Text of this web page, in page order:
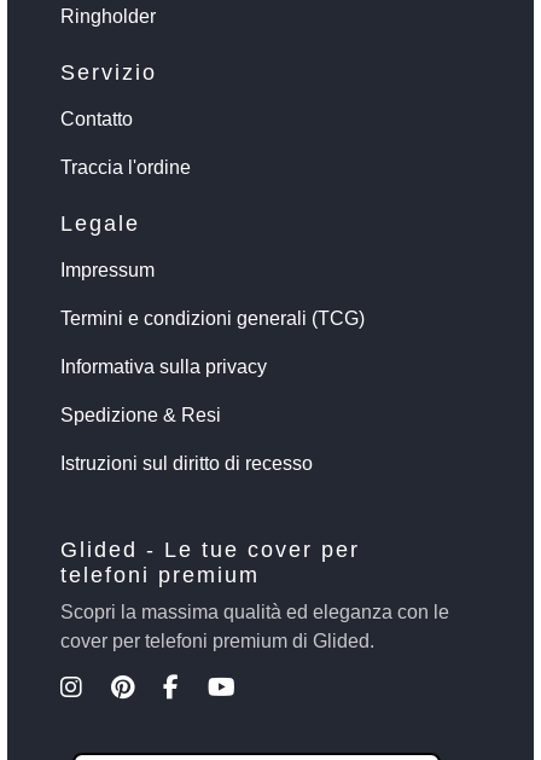
Ringholder
Servizio
Contatto
Traccia l'ordine
Legale
Impressum
Termini e condizioni generali (TCG)
Informativa sulla privacy
Spedizione & Resi
Istruzioni sul diritto di recesso
Glided - Le tue cover per
telefoni premium
Scopri la massima qualità ed eleganza con le
cover per telefoni premium di Glided.